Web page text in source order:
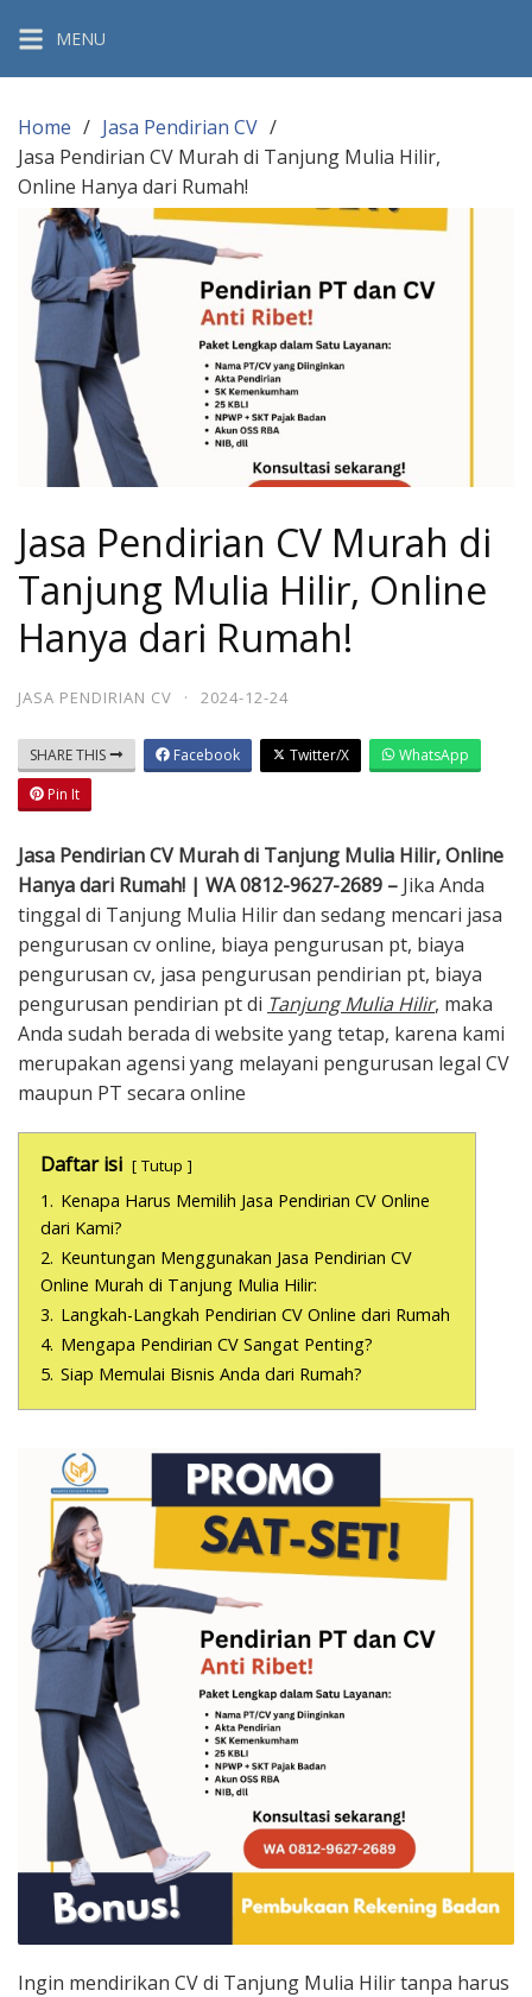
content
MENU
Home
Jasa Pendirian CV
Jasa Pendirian CV Murah di Tanjung Mulia Hilir,
Online Hanya dari Rumah!
Jasa Pendirian CV Murah di
Tanjung Mulia Hilir, Online
Hanya dari Rumah!
JASA PENDIRIAN CV · 2024-12-24
SHARE THIS Facebook Twitter/X
WhatsApp
Pin It
Jasa Pendirian CV Murah di Tanjung Mulia Hilir, Online
Hanya dari Rumah! | WA 0812-9627-2689 – Jika Anda
tinggal di Tanjung Mulia Hilir dan sedang mencari jasa
pengurusan cv online, biaya pengurusan pt, biaya
pengurusan cv, jasa pengurusan pendirian pt, biaya
pengurusan pendirian pt di Tanjung Mulia Hilir, maka
Anda sudah berada di website yang tetap, karena kami
merupakan agensi yang melayani pengurusan legal CV
maupun PT secara online
Daftar isi Tutup
1. Kenapa Harus Memilih Jasa Pendirian CV Online
dari Kami?
2. Keuntungan Menggunakan Jasa Pendirian CV
Online Murah di Tanjung Mulia Hilir:
3. Langkah-Langkah Pendirian CV Online dari Rumah
4. Mengapa Pendirian CV Sangat Penting?
5. Siap Memulai Bisnis Anda dari Rumah?
Ingin mendirikan CV di Tanjung Mulia Hilir tanpa harus